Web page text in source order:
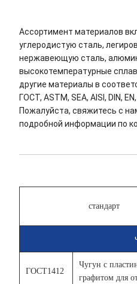
Ассортимент материалов
углеродистую сталь,
нержавеющую сталь,
высокотемпературные
другие материалы в
ГОСТ, ASTM, SEA, AISI, DIN, EN,
Пожалуйста, свяжитесь с
подробной информации по
стандарт
ГОСТ1412
Чугун с
графитом для